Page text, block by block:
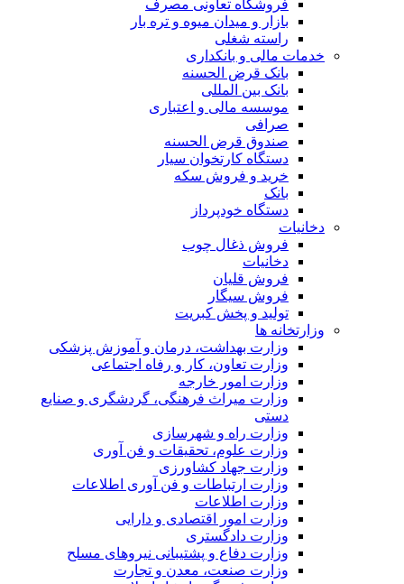
فروشگاه تعاونی مصرف
بازار و میدان میوه و تره بار
راسته شغلی
خدمات مالی و بانکداری
بانک قرض الحسنه
بانک بین المللی
موسسه مالی و اعتباری
صرافی
صندوق قرض الحسنه
دستگاه کارتخوان سیار
خرید و فروش سکه
بانک
دستگاه خودپرداز
دخانیات
فروش ذغال چوب
دخانیات
فروش قلیان
فروش سیگار
تولید و پخش کبریت
وزارتخانه ها
وزارت بهداشت، درمان و آموزش پزشکی
وزارت تعاون، کار و رفاه اجتماعی
وزارت امور خارجه
وزارت میراث فرهنگی، گردشگری و صنایع
دستی
وزارت راه و شهرسازی
وزارت علوم، تحقیقات و فن آوری
وزارت جهاد کشاورزی
وزارت ارتباطات و فن آوری اطلاعات
وزارت اطلاعات
وزارت امور اقتصادی و دارایی
وزارت دادگستری
وزارت دفاع و پشتیبانی نیروهای مسلح
وزارت صنعت، معدن و تجارت